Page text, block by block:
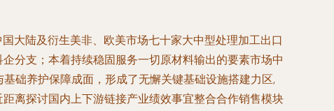
大陆及衍生美非、欧美市场七十家大中型处理加工出口
分支；本着持续稳固服务一切原材料输出的要素市场中
础养护保障成面，形成了无懈关键基础设施搭建力区,
离探讨国内上下游链接产业绩效事宜整合合作销售模块